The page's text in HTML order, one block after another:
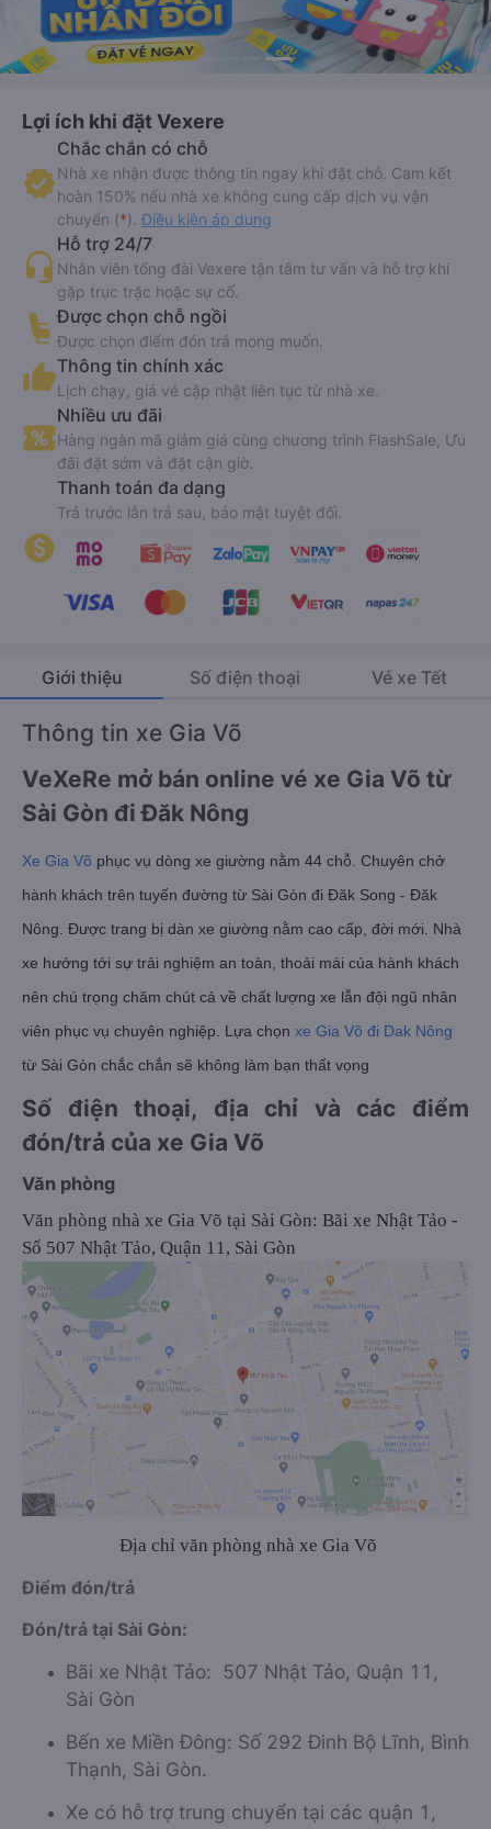
Lợi ích khi đặt Vexere
Chắc chắn có chỗ
Nhà xe nhận được thông tin ngay khi đặt chỗ. Cam kết
hoàn 150% nếu nhà xe không cung cấp dịch vụ vận
chuyển (*). Điều kiện áp dụng
Hỗ trợ 24/7
Nhân viên tổng đài Vexere tận tâm tư vấn và hỗ trợ khi
gặp trục trặc hoặc sự cố.
Được chọn chỗ ngồi
Được chọn điểm đón trả mong muốn.
Thông tin chính xác
Lịch chạy, giá vé cập nhật liên tục từ nhà xe.
Nhiều ưu đãi
Hàng ngàn mã giảm giá cùng chương trình FlashSale, Ưu
đãi đặt sớm và đặt cận giờ.
Thanh toán đa dạng
Trả trước lẫn trả sau, bảo mật tuyệt đối.
Giới thiệu Số điện thoại Vé xe Tết
Thông tin xe Gia Võ
VeXeRe mở bán online vé xe Gia Võ từ
Sài Gòn đi Đăk Nông
Xe Gia Võ phục vụ dòng xe giường nằm 44 chỗ. Chuyên chở
hành khách trên tuyến đường từ Sài Gòn đi Đăk Song - Đăk
Nông. Được trang bị dàn xe giường nằm cao cấp, đời mới. Nhà
xe hướng tới sự trải nghiệm an toàn, thoải mái của hành khách
nên chú trọng chăm chút cả về chất lượng xe lẫn đội ngũ nhân
viên phục vụ chuyên nghiệp. Lựa chọn xe Gia Võ đi Dak Nông
từ Sài Gòn chắc chắn sẽ không làm bạn thất vọng
Số điện thoại, địa chỉ và các điểm
đón/trả của xe Gia Võ
Văn phòng
Văn phòng nhà xe Gia Võ tại Sài Gòn: Bãi xe Nhật Tảo -
Số 507 Nhật Tảo, Quận 11, Sài Gòn
Địa chỉ văn phòng nhà xe Gia Võ
Điểm đón/trả
Đón/trả tại Sài Gòn:
Bãi xe Nhật Tảo: 507 Nhật Tảo, Quận 11,
Sài Gòn
Bến xe Miền Đông: Số 292 Đinh Bộ Lĩnh, Bình
Thạnh, Sài Gòn.
Xe có hỗ trợ trung chuyển tại các quận 1,